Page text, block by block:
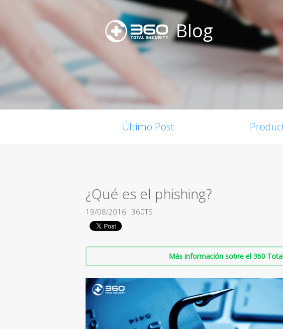
Blog
Último Post
¿Qué es el phishing?
19/08/2016 360TS
Más información sobre el 360